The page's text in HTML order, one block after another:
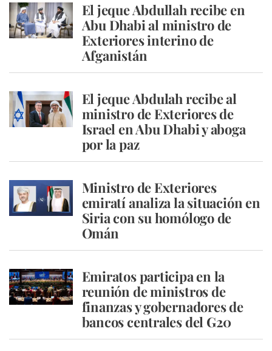
El jeque Abdullah recibe en
Abu Dhabi al ministro de
Exteriores interino de
Afganistán
El jeque Abdulah recibe al
ministro de Exteriores de
Israel en Abu Dhabi y aboga
por la paz
Ministro de Exteriores
emiratí analiza la situación en
Siria con su homólogo de
Omán
Emiratos participa en la
reunión de ministros de
finanzas y gobernadores de
bancos centrales del G20